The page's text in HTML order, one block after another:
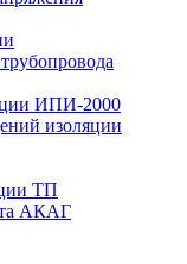
ИПИ-2000
изоляции
ТП
АКАГ